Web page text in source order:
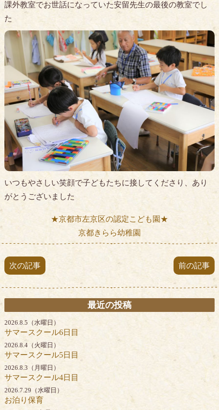
課外教室でお世話になっていた安留先生の最後の教室でし
た
いつもやさしい笑顔で子どもたちに接してくださり、あり
がとうございました
★京都市左京区の認定こども園★
京都きらら幼稚園
次の記事 前の記事
最近の投稿
2026.8.5（水曜日）
サマースクール6日目
2026.8.4（火曜日）
サマースクール5日目
2026.8.3（月曜日）
サマースクール4日目
2026.7.29（水曜日）
お泊り保育